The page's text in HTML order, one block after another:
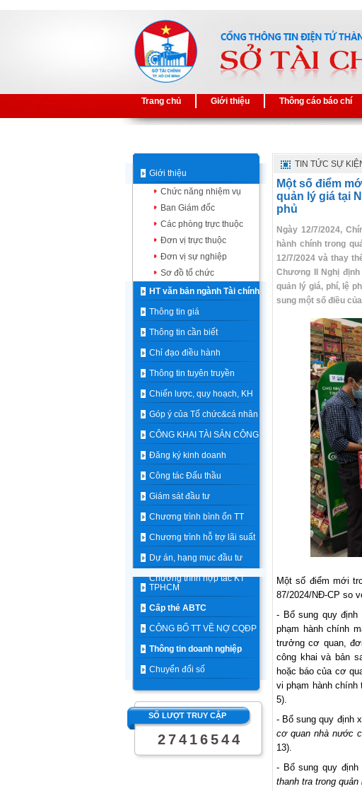
Trang chủ Giới thiệu Thông cáo báo chí
Giới thiệu
Chức năng nhiệm vụ
Ban Giám đốc
Các phòng trực thuộc
Đơn vị trực thuộc
Đơn vị sự nghiệp
Sơ đồ tổ chức
HT văn bản ngành Tài chính
Thông tin giá
Thông tin cần biết
Chỉ đạo điều hành
Thông tin tuyên truyền
Chiến lược, quy hoạch, KH
Góp ý của Tổ chức&cá nhân
CÔNG KHAI TÀI SẢN CÔNG
Đăng ký kinh doanh
Công tác Đấu thầu
Giám sát đầu tư
Chương trình bình ổn TT
Chương trình hỗ trợ lãi suất
Dự án, hạng mục đầu tư
Chương trình hợp tác KT
TPHCM
Cấp thẻ ABTC
CÔNG BỐ TT VỀ NỢ CQĐP
Thông tin doanh nghiệp
Chuyển đổi số
SỐ LƯỢT TRUY CẬP
2 7 4 1 6 5 4 4
TIN TỨC SỰ
Một số điểm
quản lý giá tại
phủ
Ngày 12/7/2024,
hành chính trong
12/7/2024 và thay
Chương II Nghị
quản lý giá, phí, lệ
sung một số điều
Một số điểm mới
87/2024/NĐ-CP so
- Bổ sung quy định
phạm hành chính
trưởng cơ quan,
công khai và bản
hoặc báo của cơ
vi phạm hành
5).
- Bổ sung quy định
cơ quan nhà nước
13).
- Bổ sung quy định
thanh tra trong quản